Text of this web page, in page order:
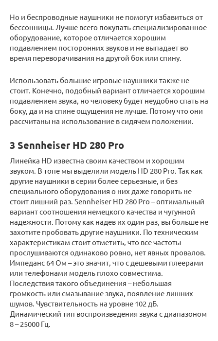
Но и беспроводные наушники не помогут избавиться от
бессонницы. Лучше всего покупать специализированное
оборудование, которое отличается хорошим
подавлением посторонних звуков и не выпадает во
время переворачивания на другой бок или спину.
Использовать большие игровые наушники также не
стоит. Конечно, подобный вариант отличается хорошим
подавлением звука, но человеку будет неудобно спать на
боку, да и на спине ощущения не лучше. Потому что они
рассчитаны на использование в сидячем положении.
3 Sennheiser HD 280 Pro
Линейка HD известна своим качеством и хорошим
звуком. В топе мы выделили модель HD 280 Pro. Так как
другие наушники в серии более серьезные, и без
специального оборудования о них даже говорить не
стоит лишний раз. Sennheiser HD 280 Pro – оптимальный
вариант соотношения немецкого качества и чугунной
надежности. Потому как надев их один раз, вы больше не
захотите пробовать другие наушники. По техническим
характеристикам стоит отметить, что все частоты
прослушиваются одинаково ровно, нет явных провалов.
Импеданс 64 Ом – это значит, что с дешевыми плеерами
или телефонами модель плохо совместима.
Последствия такого объединения – небольшая
громкость или смазывание звука, появление лишних
шумов. Чувствительность на уровне 102 дБ.
Динамический тип воспроизведения звука с диапазоном
8 – 25000 Гц.